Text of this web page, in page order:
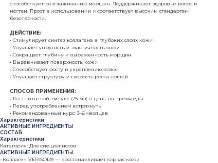
способствует разглаживанию морщин. Поддерживает здоровье волос и
ногтей. Прост в использовании и соответствует высоким стандартам
безопасности.
ДЕЙСТВИЕ:
• Стимулирует синтез коллагена в глубоких слоях кожи
• Улучшает упругость и эластичность кожи
• Сокращает глубину и выраженность морщин
• Выравнивает поверхность кожи
• Способствует росту и укреплению волос
• Улучшает структуру и скорость роста ногтей
СПОСОБ ПРИМЕНЕНИЯ:
• По 1 питьевой ампуле (25 мл) в день во время еды
• Перед употреблением встряхнуть
• Рекомендованный курс: 3–6 месяцев
Характеристики
АКТИВНЫЕ ИНГРЕДИЕНТЫ
СОСТАВ
Характеристики
Категория: Для специалистов
АКТИВНЫЕ ИНГРЕДИЕНТЫ
• Коллаген VERISOL® — восстанавливает каркас кожи